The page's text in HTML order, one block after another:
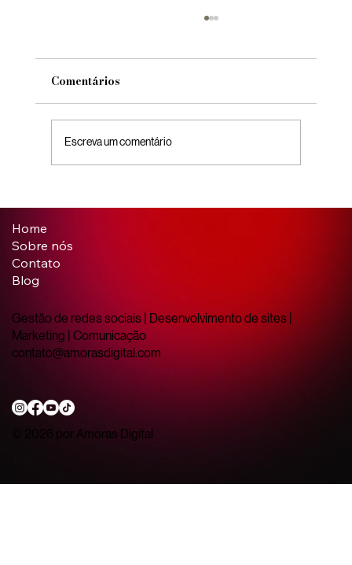
Gestão de tráfego pago: o que é,
Comentários
Escreva um comentário
Gestão de redes sociais | Desenvolvimento de sites |
Marketing | Comunicação
contato@amorasdigital.com
Home
Sobre nós
Contato
Blog
© 2026 por Amoras Digital